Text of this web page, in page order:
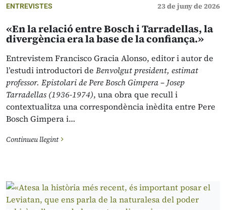
ENTREVISTES 23 de juny de 2026
«En la relació entre Bosch i Tarradellas, la
divergència era la base de la confiança.»
Entrevistem Francisco Gracia Alonso, editor i autor de
l’estudi introductori de Benvolgut president, estimat
professor. Epistolari de Pere Bosch Gimpera – Josep
Tarradellas (1936-1974), una obra que recull i
contextualitza una correspondència inèdita entre Pere
Bosch Gimpera i…
Continueu llegint